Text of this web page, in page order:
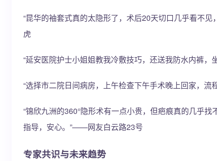
“昆华的袖套式真的太隐形了，术后20天切口几乎看不
虎
“延安医院护士小姐姐教我冷敷技巧，还送我防水内裤
“选择市二院日间病房，上午检查下午手术晚上回家，
“锦欣九洲的360°隐形术有一点小贵，但疤痕真的几乎
指导，安心。”——网友白云路23号
专家共识与未来趋势